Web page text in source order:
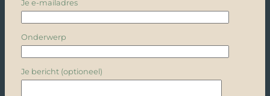
Je e-mailadres
Onderwerp
Je bericht (optioneel)